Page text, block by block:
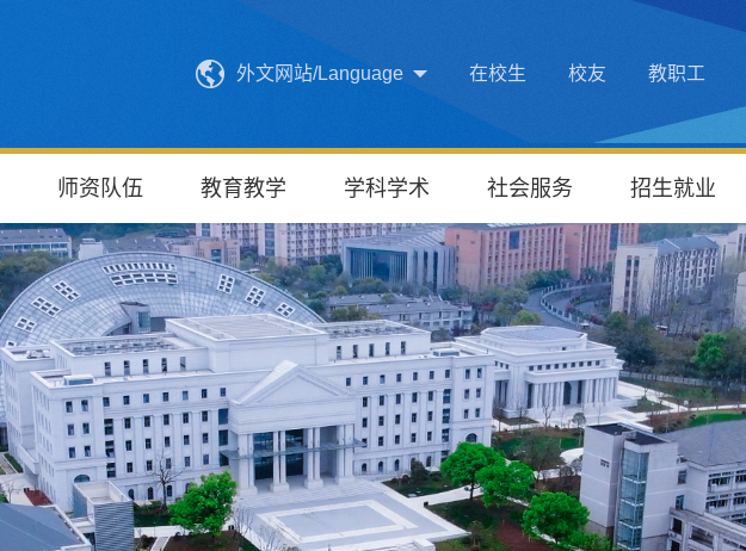
外文网站/Language 在校生 校友 教职工
师资队伍 教育教学 学科学术 社会服务 招生就业